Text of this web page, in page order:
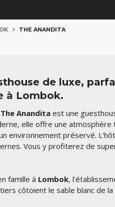
THE ANANDITA
de luxe,
à Lombok.
The Anandita est une
elle offre une
environnement préservé.
Vous y profiterez de
famille à Lombok,
côtoient le sable blanc de